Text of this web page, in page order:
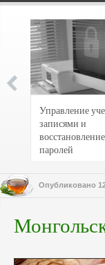
Управление
записями и
восстановление
паролей
Опубликовано